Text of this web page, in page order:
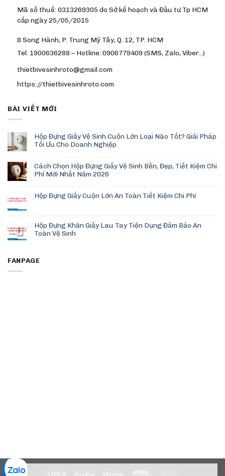
Mã số thuế: 0313269305 do Sở kế hoạch và Đầu tư Tp HCM
cấp ngày 25/05/2015
8 Song Hành, P. Trung Mỹ Tây, Q. 12, TP. HCM
Tel: 1900636288 – Hotline: 0906779409 (SMS, Zalo, Viber…)
thietbivesinhroto@gmail.com
https://thietbivesinhroto.com
BÀI VIẾT MỚI
Hộp Đựng Giấy Vệ Sinh Cuộn Lớn Loại Nào Tốt? Giải Pháp
Tối Ưu Cho Doanh Nghiệp
Cách Chọn Hộp Đựng Giấy Vệ Sinh Bền, Đẹp, Tiết Kiệm Chi
Phí Mới Nhất Năm 2026
Hộp Đựng Giấy Cuộn Lớn An Toàn Tiết Kiệm Chi Phí
Hộp Đựng Khăn Giấy Lau Tay Tiện Dụng Đảm Bảo An
Toàn Vệ Sinh
FANPAGE